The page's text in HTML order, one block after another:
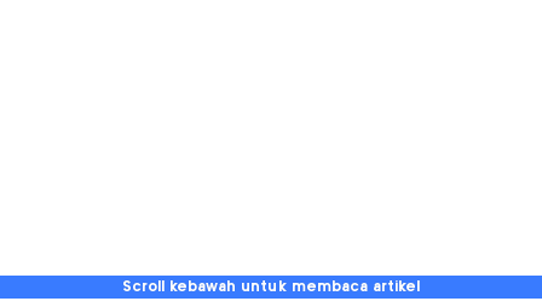
Scroll kebawah untuk membaca artikel